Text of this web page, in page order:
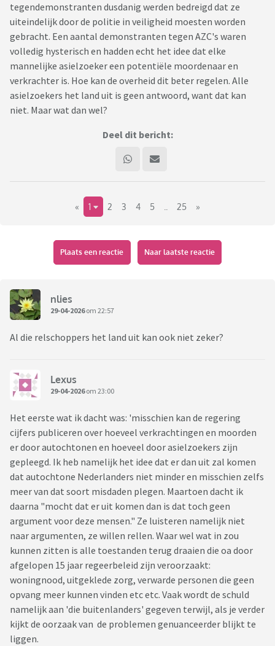
tegendemonstranten dusdanig werden bedreigd dat ze
uiteindelijk door de politie in veiligheid moesten worden
gebracht. Een aantal demonstranten tegen AZC's waren
volledig hysterisch en hadden echt het idee dat elke
mannelijke asielzoeker een potentiële moordenaar en
verkrachter is. Hoe kan de overheid dit beter regelen. Alle
asielzoekers het land uit is geen antwoord, want dat kan
niet. Maar wat dan wel?
Deel dit bericht:
« 1 2 3 4 5 25 »
Plaats een reactie Naar laatste reactie
nlies
29-04-2026om 22:57
Al die relschoppers het land uit kan ook niet zeker?
Lexus
29-04-2026om 23:00
Het eerste wat ik dacht was: 'misschien kan de regering
cijfers publiceren over hoeveel verkrachtingen en moorden
er door autochtonen en hoeveel door asielzoekers zijn
gepleegd. Ik heb namelijk het idee dat er dan uit zal komen
dat autochtone Nederlanders niet minder en misschien zelfs
meer van dat soort misdaden plegen. Maartoen dacht ik
daarna "mocht dat er uit komen dan is dat toch geen
argument voor deze mensen." Ze luisteren namelijk niet
naar argumenten, ze willen rellen. Waar wel wat in zou
kunnen zitten is alle toestanden terug draaien die oa door
afgelopen 15 jaar regeerbeleid zijn veroorzaakt:
woningnood, uitgeklede zorg, verwarde personen die geen
opvang meer kunnen vinden etc etc. Vaak wordt de schuld
namelijk aan 'die buitenlanders' gegeven terwijl, als je verder
kijkt de oorzaak van de problemen genuanceerder blijkt te
liggen.